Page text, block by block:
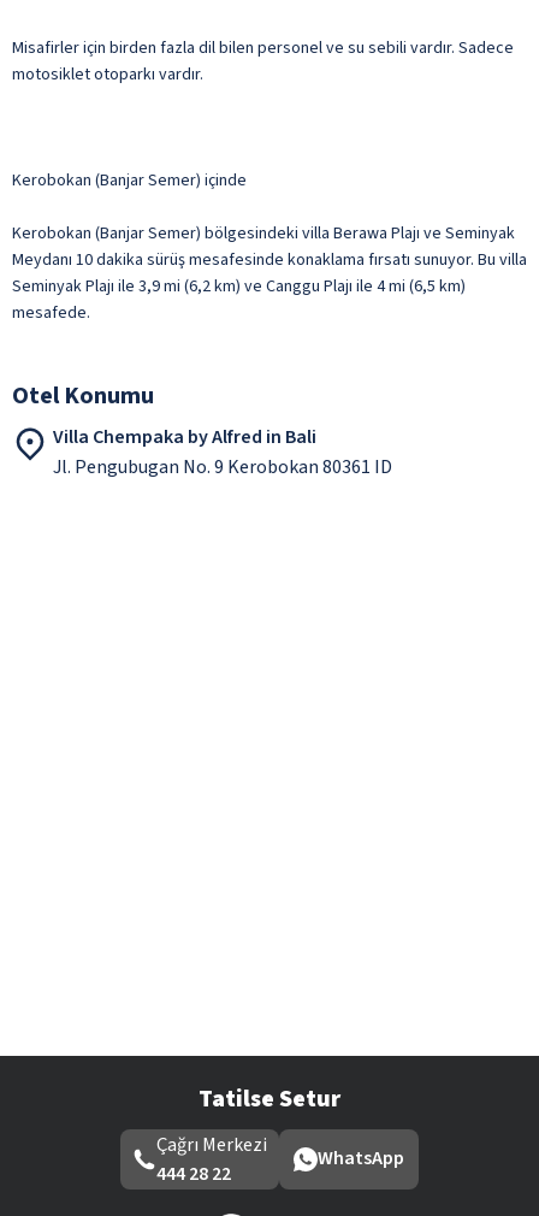
Misafirler için birden fazla dil bilen personel ve su sebili vardır. Sadece
motosiklet otoparkı vardır.
Kerobokan (Banjar Semer) içinde
Kerobokan (Banjar Semer) bölgesindeki villa Berawa Plajı ve Seminyak
Meydanı 10 dakika sürüş mesafesinde konaklama fırsatı sunuyor. Bu villa
Seminyak Plajı ile 3,9 mi (6,2 km) ve Canggu Plajı ile 4 mi (6,5 km)
mesafede.
Otel Konumu
Villa Chempaka by Alfred in Bali
Jl. Pengubugan No. 9 Kerobokan 80361 ID
Tatilse Setur
Çağrı Merkezi
444 28 22
WhatsApp